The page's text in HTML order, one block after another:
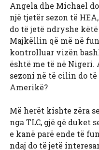
Angela dhe Michael
një tjetër sezon të
do të jetë ndryshe
Majkëllin që më në
kontrolluar vizën
është me të në Nigeri.
sezoni në të cilin do
Amerikë?
Më herët kishte zëra
nga TLC, gjë që duket
e kanë parë ende të
ndaj do të jetë